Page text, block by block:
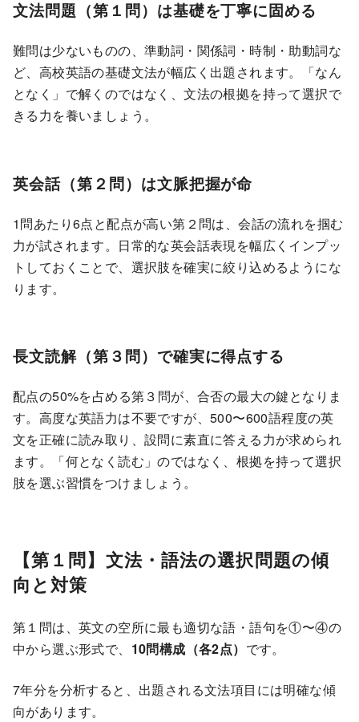
文法問題（第１問）は基礎を丁寧に固める
難問は少ないものの、準動詞・関係詞・時制・助動詞な
ど、高校英語の基礎文法が幅広く出題されます。「なん
となく」で解くのではなく、文法の根拠を持って選択で
きる力を養いましょう。
英会話（第２問）は文脈把握が命
1問あたり6点と配点が高い第２問は、会話の流れを掴む
力が試されます。日常的な英会話表現を幅広くインプッ
トしておくことで、選択肢を確実に絞り込めるようにな
ります。
長文読解（第３問）で確実に得点する
配点の50%を占める第３問が、合否の最大の鍵となりま
す。高度な英語力は不要ですが、500〜600語程度の英
文を正確に読み取り、設問に素直に答える力が求められ
ます。「何となく読む」のではなく、根拠を持って選択
肢を選ぶ習慣をつけましょう。
【第１問】文法・語法の選択問題の傾
向と対策
第１問は、英文の空所に最も適切な語・語句を①〜④の
中から選ぶ形式で、 10問構成（各2点） です。
7年分を分析すると、出題される文法項目には明確な傾
向があります。